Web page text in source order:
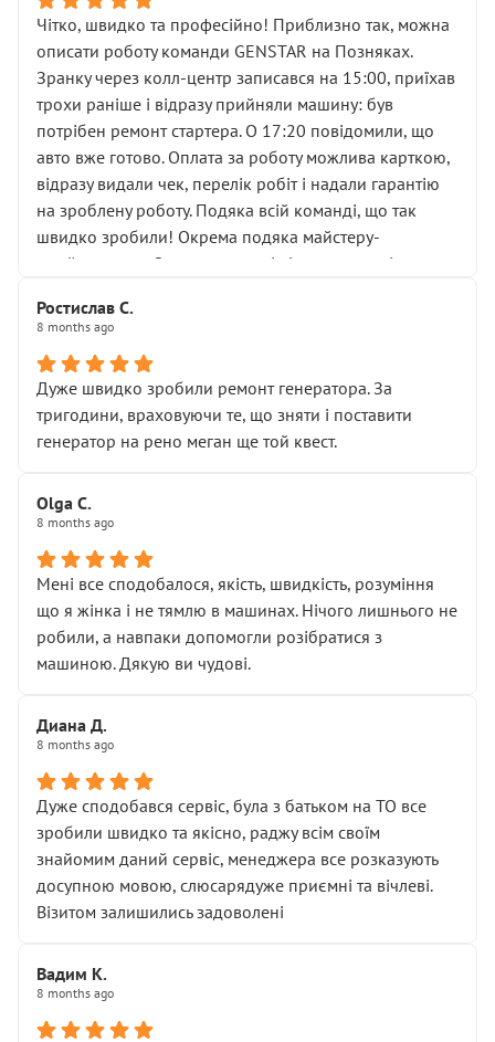
ущільнювачів.
Що прикро — це не перший мій візит. Раніше міняв у
вас стартер, і тоді сервіс наче справив хороше
враження. Але згодом знайшов декілька гайок під
лобовим склом. Мені пояснили, що це “старі гайки, які
відкручували”, і попросили не хвилюватися. ( надіюсь
новий власник, не застяг в полі))
Але після нинішнього візиту такі дрібниці вже не
здаються дрібницями.
Я — клієнт, який працює на довірі, і саме її цей сервіс
Хотілося б більше:
• належної уваги до авто
• прозорості в роботах і рахунках
• реальної діагностики, а не формального
“подивились і поїхав”
На жаль, складається враження, що сервіс працює не
Стосовно комунікації - все добре
Чітко, швидко та професійно! Приблизно так, можна
описати роботу команди GENSTAR на Позняках.
Зранку через колл-центр записався на 15:00, приїхав
трохи раніше і відразу прийняли машину: був
потрібен ремонт стартера. О 17:20 повідомили, що
авто вже готово. Оплата за роботу можлива карткою,
відразу видали чек, перелік робіт і надали гарантію
на зроблену роботу. Подяка всій команді, що так
швидко зробили! Окрема подяка майстеру-
приймальнику Олександру: всі чітко та по суті.
звертатися до цього автосервісу.
Ростислав С.
8 months ago
Дуже швидко зробили ремонт генератора. За
тригодини, враховуючи те, що зняти і поставити
генератор на рено меган ще той квест.
Olga С.
8 months ago
Мені все сподобалося, якість, швидкість, розуміння
що я жінка і не тямлю в машинах. Нічого лишнього не
робили, а навпаки допомогли розібратися з
машиною. Дякую ви чудові.
Диана Д.
8 months ago
Дуже сподобався сервіс, була з батьком на ТО все
зробили швидко та якісно, раджу всім своїм
знайомим даний сервіс, менеджера все розказують
досупною мовою, слюсарядуже приємні та вічлеві.
Візитом залишились задоволені
Вадим К.
8 months ago